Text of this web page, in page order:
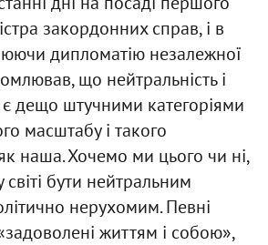
закордонних справ, і в
дипломатію незалежної
що нейтральність і
є дещо штучними категоріями
масштабу і такого
наша. Хочемо ми цього чи ні,
бути нейтральним
нерухомим. Певні
життям і собою»,